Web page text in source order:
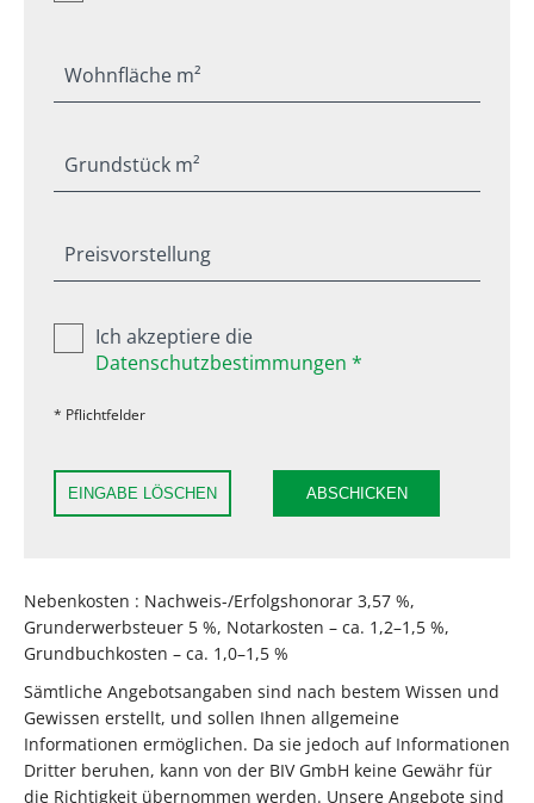
Wohnfläche m²
Grundstück m²
Preisvorstellung
Ich akzeptiere die
Datenschutzbestimmungen *
* Pflichtfelder
EINGABE LÖSCHEN ABSCHICKEN
Nebenkosten : Nachweis-/Erfolgshonorar 3,57 %,
Grunderwerbsteuer 5 %, Notarkosten – ca. 1,2–1,5 %,
Grundbuchkosten – ca. 1,0–1,5 %
Sämtliche Angebotsangaben sind nach bestem Wissen und
Gewissen erstellt, und sollen Ihnen allgemeine
Informationen ermöglichen. Da sie jedoch auf Informationen
Dritter beruhen, kann von der BIV GmbH keine Gewähr für
die Richtigkeit übernommen werden. Unsere Angebote sind